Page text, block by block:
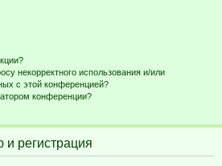
некорректного использования и/или
с этой конференцией?
конференции?
регистрация